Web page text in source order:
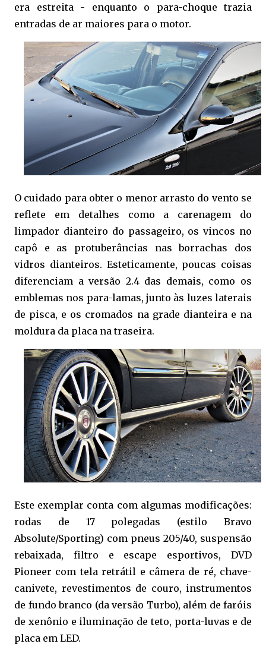
era estreita - enquanto o para-choque trazia
entradas de ar maiores para o motor.
O cuidado para obter o menor arrasto do vento se
reflete em detalhes como a carenagem do
limpador dianteiro do passageiro, os vincos no
capô e as protuberâncias nas borrachas dos
vidros dianteiros. Esteticamente, poucas coisas
diferenciam a versão 2.4 das demais, como os
emblemas nos para-lamas, junto às luzes laterais
de pisca, e os cromados na grade dianteira e na
moldura da placa na traseira.
Este exemplar conta com algumas modificações:
rodas de 17 polegadas (estilo Bravo
Absolute/Sporting) com pneus 205/40, suspensão
rebaixada, filtro e escape esportivos, DVD
Pioneer com tela retrátil e câmera de ré, chave-
canivete, revestimentos de couro, instrumentos
de fundo branco (da versão Turbo), além de faróis
de xenônio e iluminação de teto, porta-luvas e de
placa em LED.